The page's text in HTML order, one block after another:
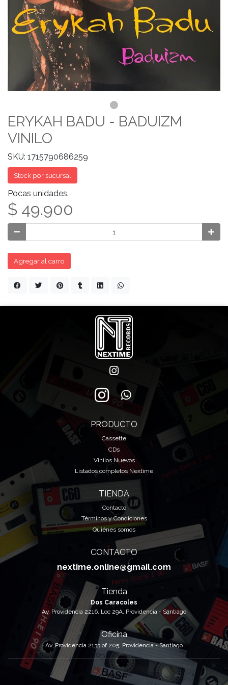
ERYKAH BADU - BADUIZM
VINILO
SKU: 1715790686259
Stock por sucursal
Pocas unidades.
$ 49.900
Agregar al carro
PRODUCTO
Cassette
CDs
Vinilos Nuevos
Listados completos Nextime
TIENDA
Contacto
Términos y Condiciones
Quiénes somos
CONTACTO
nextime.online@gmail.com
Tienda
Dos Caracoles
Av. Providencia 2216, Loc 29A, Providencia - Santiago
Oficina
Av. Providencia 2133 of 205, Providencia - Santiago